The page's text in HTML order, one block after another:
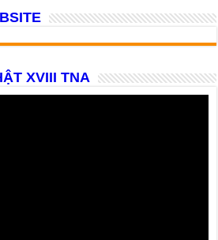
XVIII TNA